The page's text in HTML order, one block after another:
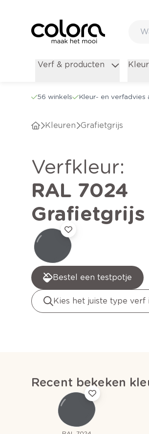
Verf & producten
56 winkels Kleur- en verfadvies
Kleuren Grafietgrijs
verfkleur:
RAL 7024
Grafietgrijs
Bestel een testpotje
Kies het juiste type
Recent bekeken